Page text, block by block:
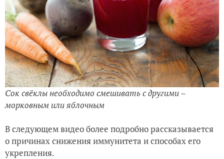
Сок свёклы необходимо смешивать с другими –
морковным или яблочным
В следующем видео более подробно рассказывается
о причинах снижения иммунитета и способах его
укрепления.